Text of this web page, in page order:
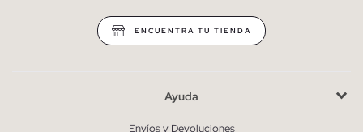
ENCUENTRA TU TIENDA
Ayuda
Envíos y Devoluciones